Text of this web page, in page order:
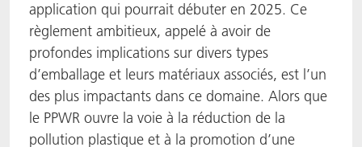
application qui pourrait débuter en 2025. Ce
règlement ambitieux, appelé à avoir de
profondes implications sur divers types
d’emballage et leurs matériaux associés, est l’un
des plus impactants dans ce domaine. Alors que
le PPWR ouvre la voie à la réduction de la
pollution plastique et à la promotion d’une